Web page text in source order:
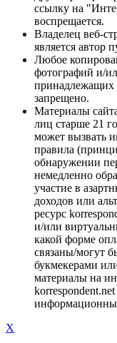
ссылку на
воспрещается.
Владелец веб-
является автор
Любое
фотографий и/
принадлежащих
запрещено.
Материалы
лиц старше 21
может вызвать
правила
обнаружении
немедленно
участие в
доходов или
ресурс
и/или
какой форме
связаны/могут
букмекерами
материалы на
X